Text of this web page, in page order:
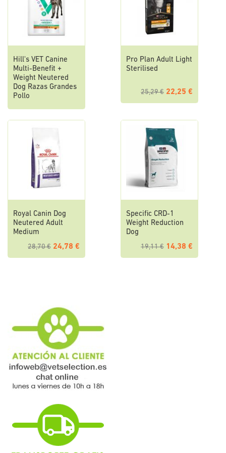
Hill's VET Canine
Multi-Benefit +
Weight Neutered
Dog Razas Grandes
Pollo
Pro Plan Adult Light
Sterilised
25,29 € 22,25 €
Royal Canin Dog
Neutered Adult
Medium
28,70 € 24,78 €
Specific CRD-1
Weight Reduction
Dog
19,11 € 14,38 €